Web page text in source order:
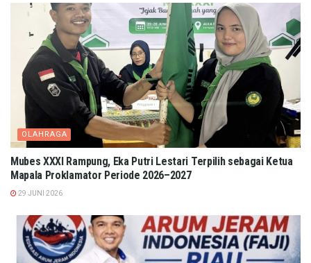
OLAHRAGA
Mubes XXXI Rampung, Eka Putri Lestari Terpilih sebagai Ketua
Mapala Proklamator Periode 2026–2027
29 JUNI 2026